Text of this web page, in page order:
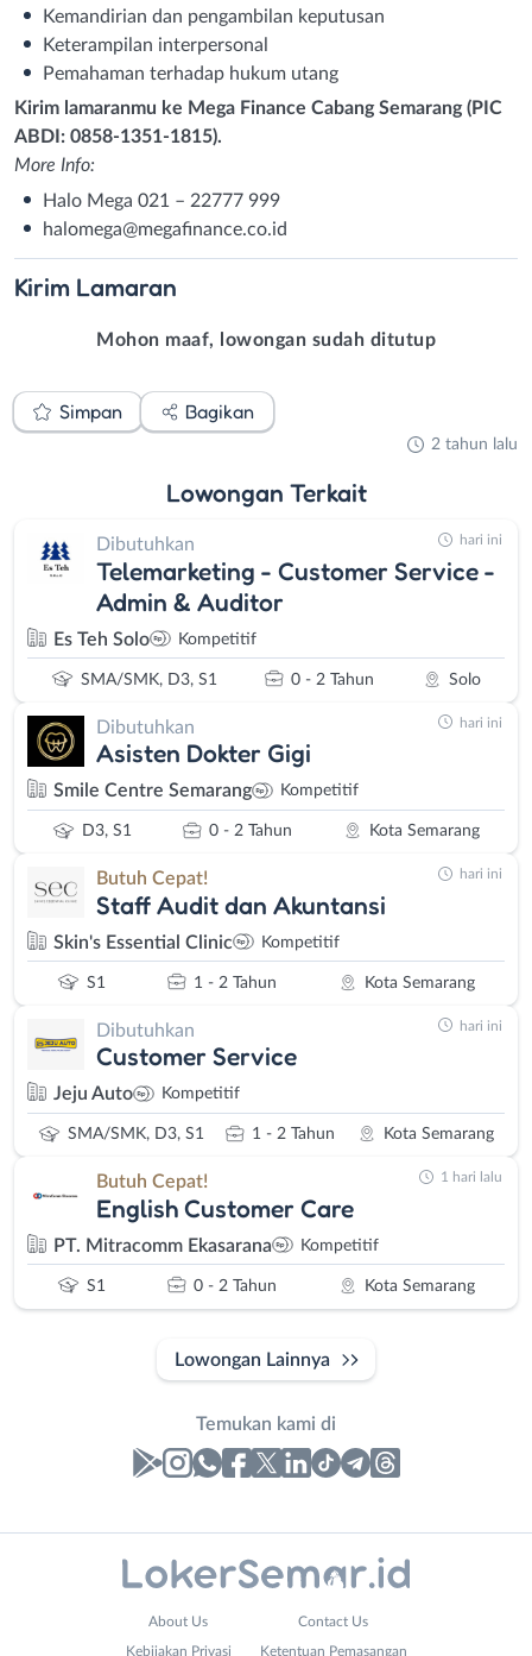
Kemandirian dan pengambilan keputusan
Keterampilan interpersonal
Pemahaman terhadap hukum utang
Kirim lamaranmu ke Mega Finance Cabang Semarang (PIC
ABDI: 0858-1351-1815).
More Info:
Halo Mega 021 – 22777 999
halomega@megafinance.co.id
Kirim Lamaran
Mohon maaf, lowongan sudah ditutup
Simpan Bagikan
2 tahun lalu
Lowongan Terkait
Dibutuhkan
Telemarketing - Customer Service -
Admin & Auditor
Es Teh Solo Kompetitif
SMA/SMK, D3, S1 0 - 2 Tahun Solo
hari ini
Dibutuhkan
Asisten Dokter Gigi
Smile Centre Semarang Kompetitif
D3, S1 0 - 2 Tahun Kota Semarang
hari ini
Butuh Cepat!
Staff Audit dan Akuntansi
Skin's Essential Clinic Kompetitif
S1 1 - 2 Tahun Kota Semarang
hari ini
Dibutuhkan
Customer Service
Jeju Auto Kompetitif
SMA/SMK, D3, S1 1 - 2 Tahun Kota Semarang
hari ini
Butuh Cepat!
English Customer Care
PT. Mitracomm Ekasarana Kompetitif
S1 0 - 2 Tahun Kota Semarang
1 hari lalu
Lowongan Lainnya
Temukan kami di
About Us Contact Us
Kebijakan Privasi Ketentuan Pemasangan